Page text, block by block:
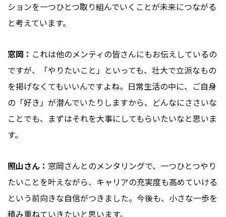
ションを一つひとつ取り組んでいくことが未来につながる
と考えています。
窓岡： これは他のメンティの皆さんにもお伝えしているの
ですが、「やりたいこと」といっても、壮大で立派なもの
を掲げなくてもいいんですよね。日常生活の中に、ご自身
の「好き」が潜んでいたりしますから、どんなにささいな
ことでも、まずはそれを大事にしてもらいたいなと思いま
す。
照山さん： 窓岡さんとのメンタリングで、一つひとつやり
たいことを叶えながら、キャリアの充実度も高めていける
という前向きな自信がつきました。今後も、小さな一歩を
積み重ねていきたいと思います。